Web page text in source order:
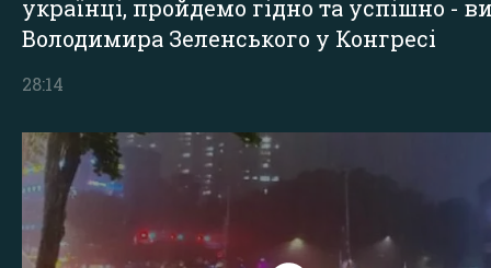
українці, пройдемо гідно та успішно -
Володимира Зеленського у Конгресі
28:14